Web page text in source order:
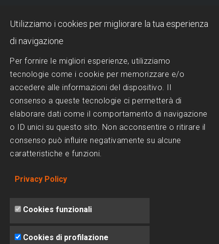
DESIGN
Piscina a sfioro: perché sceglierla?
Progettazione Piscine
Realizzazione Piscine
Trattamenti dell'acqua
Instagram
Utilizziamo i cookies per migliorare la tua esperienza
di navigazione
Per fornire le migliori esperienze, utilizziamo
tecnologie come i cookie per memorizzare e/o
accedere alle informazioni del dispositivo. Il
consenso a queste tecnologie ci permetterà di
elaborare dati come il comportamento di navigazione
o ID unici su questo sito. Non acconsentire o ritirare il
consenso può influire negativamente su alcune
caratteristiche e funzioni.
Privacy Policy
Cookies funzionali
Cookies di profilazione